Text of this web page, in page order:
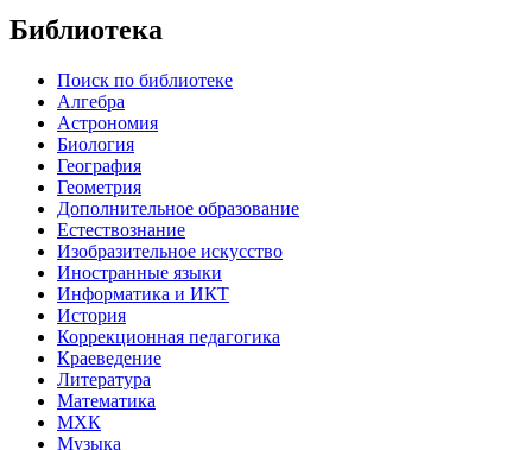
Библиотека
Поиск по библиотеке
Алгебра
Астрономия
Биология
География
Геометрия
Дополнительное образование
Естествознание
Изобразительное искусство
Иностранные языки
Информатика и ИКТ
История
Коррекционная педагогика
Краеведение
Литература
Математика
МХК
Музыка